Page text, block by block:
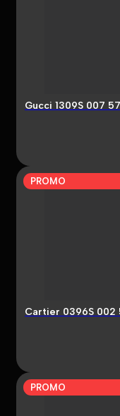
Gucci 1309S 007
PROMO
Cartier 0396S 002
PROMO